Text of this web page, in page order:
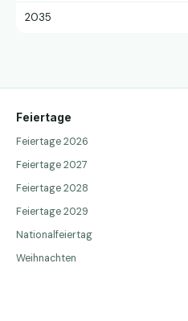
2035
Feiertage
Feiertage 2026
Feiertage 2027
Feiertage 2028
Feiertage 2029
Nationalfeiertag
Weihnachten